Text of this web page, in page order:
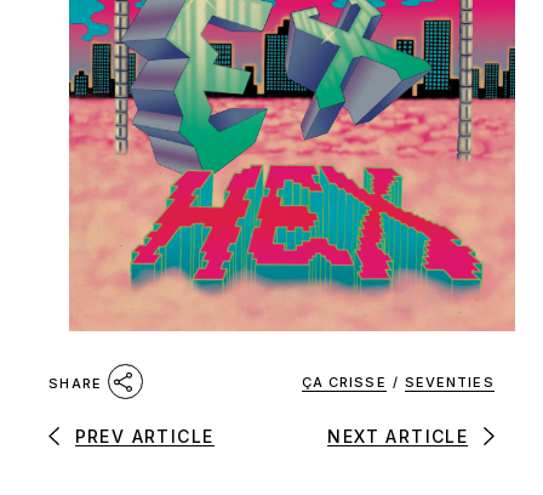
SHARE ÇA CRISSE / SEVENTIES
PREV ARTICLE NEXT ARTICLE